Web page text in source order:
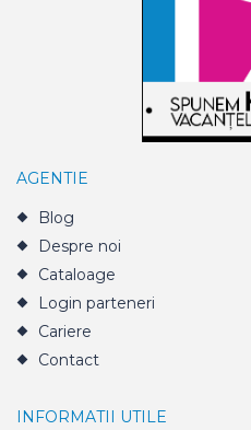
AGENTIE
Blog
Despre noi
Cataloage
Login parteneri
Cariere
Contact
INFORMATII UTILE